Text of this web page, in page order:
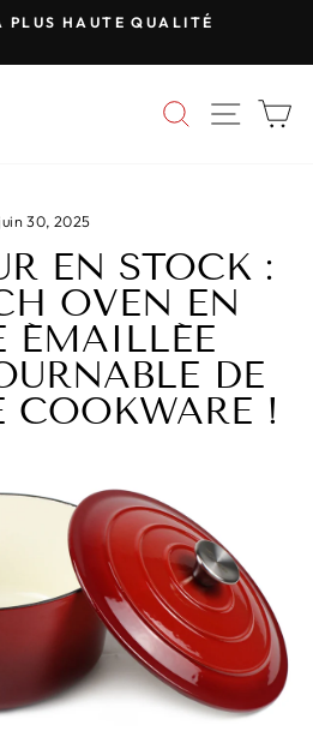
PLUS HAUTE QUALITÉ
juin 30, 2025
EN STOCK :
OVEN EN
ÉMAILLÉE
DE
COOKWARE !